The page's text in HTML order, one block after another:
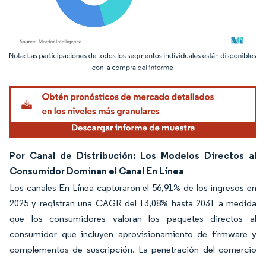
Imagen © Mordor Intelligence. El uso requiere atribución según CC BY 4.0.
Por Canal de Distribución: Los Modelos Directos al
Consumidor Dominan el Canal En Línea
Los canales En Línea capturaron el 56,91% de los ingresos en
2025 y registran una CAGR del 13,08% hasta 2031 a medida
que los consumidores valoran los paquetes directos al
consumidor que incluyen aprovisionamiento de firmware y
complementos de suscripción. La penetración del comercio